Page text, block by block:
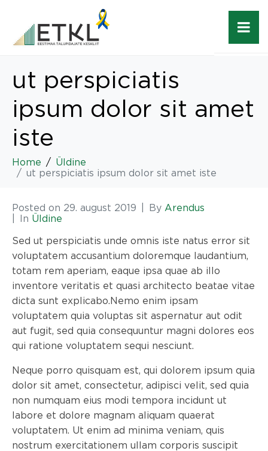
ut perspiciatis
ipsum dolor sit amet
iste
Home
Üldine
ut perspiciatis ipsum dolor sit amet iste
Posted on 29. august 2019 By Arendus
In Üldine
Sed ut perspiciatis unde omnis iste natus error sit
voluptatem accusantium doloremque laudantium,
totam rem aperiam, eaque ipsa quae ab illo
inventore veritatis et quasi architecto beatae vitae
dicta sunt explicabo.Nemo enim ipsam
voluptatem quia voluptas sit aspernatur aut odit
aut fugit, sed quia consequuntur magni dolores eos
qui ratione voluptatem sequi nesciunt.
Neque porro quisquam est, qui dolorem ipsum quia
dolor sit amet, consectetur, adipisci velit, sed quia
non numquam eius modi tempora incidunt ut
labore et dolore magnam aliquam quaerat
voluptatem. Ut enim ad minima veniam, quis
nostrum exercitationem ullam corporis suscipit